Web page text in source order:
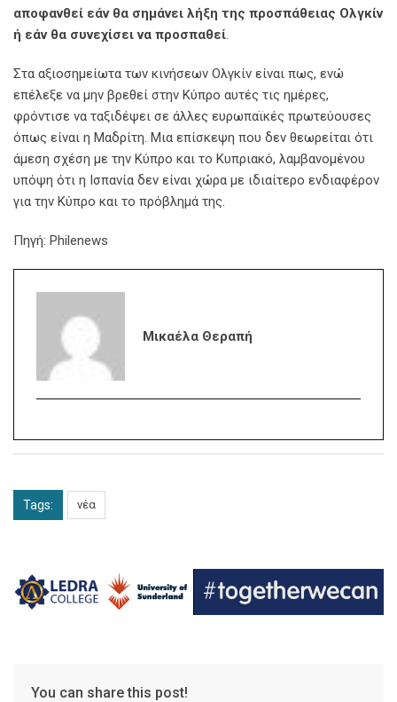
αποφανθεί εάν θα σημάνει λήξη της προσπάθειας Ολγκίν
ή εάν θα συνεχίσει να προσπαθεί.
Στα αξιοσημείωτα των κινήσεων Ολγκίν είναι πως, ενώ
επέλεξε να μην βρεθεί στην Κύπρο αυτές τις ημέρες,
φρόντισε να ταξιδέψει σε άλλες ευρωπαϊκές πρωτεύουσες
όπως είναι η Μαδρίτη. Μια επίσκεψη που δεν θεωρείται ότι
άμεση σχέση με την Κύπρο και το Κυπριακό, λαμβανομένου
υπόψη ότι η Ισπανία δεν είναι χώρα με ιδιαίτερο ενδιαφέρον
για την Κύπρο και το πρόβλημά της.
Πηγή: Philenews
Μικαέλα Θεραπή
Tags: νέα
You can share this post!